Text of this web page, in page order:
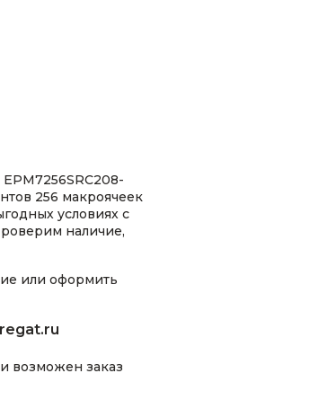
256 макроячеек
условиях с
наличие,
или оформить
возможен заказ